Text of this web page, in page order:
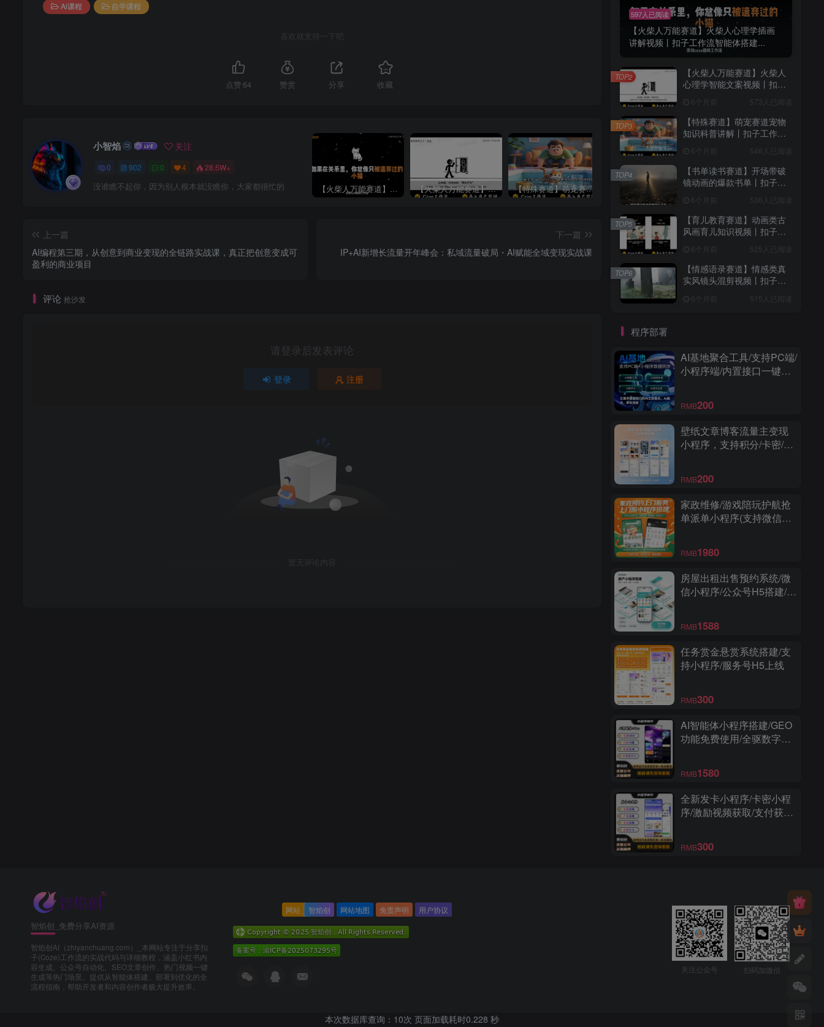
Ai课程 自学课程
喜欢就支持一下吧
点赞 64 赞赏 分享 收藏
小智焰 关注
0 902 0 4 28.5W+
没谁瞧不起你，因为别人根本就没瞧你，大家都很忙的 【火柴人万能赛道】火柴人心理学插画讲解视频丨扣子工作流智能体搭建coze工作流 【火柴人万能赛道】火柴人心理学智能文案视频丨扣子工作流智能体搭建coze工作流 【特殊赛道】萌宠赛道宠物知识科普讲解丨扣子工作流智能体搭建coze工作流 【书单读书赛道】开场带破镜动画的爆款书单丨扣子工作流智能体搭建coze工作流 【育儿教育赛道】动画类古风画育儿知识视频丨扣子工作流智能体搭建coze工作流
上一篇
AI编程第三期，从创意到商业变现的全链路实战课，真正把创意变成可
盈利的商业项目
下一篇
IP+AI新增长流量开年峰会：私域流量破局・AI赋能全域变现实战课
评论 抢沙发
请登录后发表评论
登录 注册
暂无评论内容
597人已阅读
【火柴人万能赛道】火柴人心理学插画
讲解视频丨扣子工作流智能体搭建...
【火柴人万能赛道】火柴人
心理学智能文案视频丨扣子
流 6个月前 573人已阅读
TOP2
【特殊赛道】萌宠赛道宠物
知识科普讲解丨扣子工作流
6个月前 546人已阅读
TOP3
【书单读书赛道】开场带破
镜动画的爆款书单丨扣子工
6个月前 536人已阅读
TOP4
【育儿教育赛道】动画类古
风画育儿知识视频丨扣子工
6个月前 525人已阅读
TOP5
【情感语录赛道】情感类真
实风镜头混剪视频丨扣子工
6个月前 515人已阅读
TOP6
程序部署
AI基地聚合工具/支持PC端/
小程序端/内置接口一键调
RMB200
壁纸文章博客流量主变现
小程序，支持积分/卡密/激
RMB200
家政维修/游戏陪玩护航抢
单派单小程序(支持微信和
RMB1980
房屋出租出售预约系统/微
信小程序/公众号H5搭建/多
RMB1588
任务赏金悬赏系统搭建/支
持小程序/服务号H5上线
RMB300
AI智能体小程序搭建/GEO
功能免费使用/全驱数字人/
RMB1580
全新发卡小程序/卡密小程
序/激励视频获取/支付获取/
RMB300
智焰创_免费分享AI资源
智焰创AI（zhiyanchuang.com）_本网站专注于分享扣
子(Coze)工作流的实战代码与详细教程，涵盖小红书内
容生成、公众号自动化、SEO文章创作、热门视频一键
生成等热门场景。提供从智能体搭建、部署到优化的全
流程指南，帮助开发者和内容创作者极大提升效率。
网站 智焰创 网站地图 免责声明 用户协议
关注公众号 扫码加微信
本次数据库查询：10次 页面加载耗时0.228 秒